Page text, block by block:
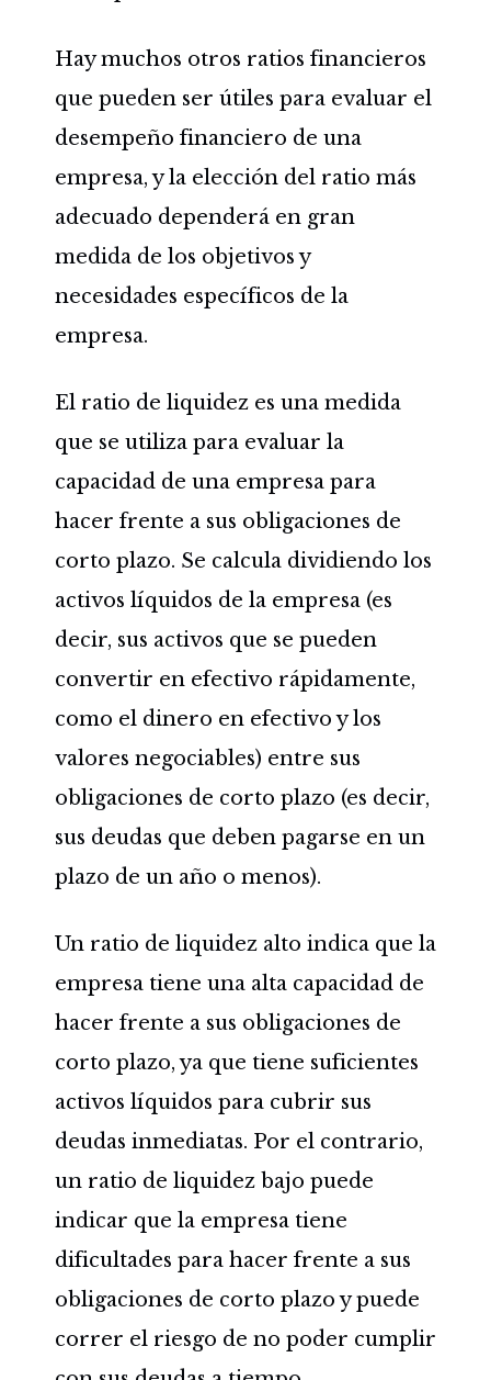
Hay muchos otros ratios financieros
que pueden ser útiles para evaluar el
desempeño financiero de una
empresa, y la elección del ratio más
adecuado dependerá en gran
medida de los objetivos y
necesidades específicos de la
empresa.
El ratio de liquidez es una medida
que se utiliza para evaluar la
capacidad de una empresa para
hacer frente a sus obligaciones de
corto plazo. Se calcula dividiendo los
activos líquidos de la empresa (es
decir, sus activos que se pueden
convertir en efectivo rápidamente,
como el dinero en efectivo y los
valores negociables) entre sus
obligaciones de corto plazo (es decir,
sus deudas que deben pagarse en un
plazo de un año o menos).
Un ratio de liquidez alto indica que la
empresa tiene una alta capacidad de
hacer frente a sus obligaciones de
corto plazo, ya que tiene suficientes
activos líquidos para cubrir sus
deudas inmediatas. Por el contrario,
un ratio de liquidez bajo puede
indicar que la empresa tiene
dificultades para hacer frente a sus
obligaciones de corto plazo y puede
correr el riesgo de no poder cumplir